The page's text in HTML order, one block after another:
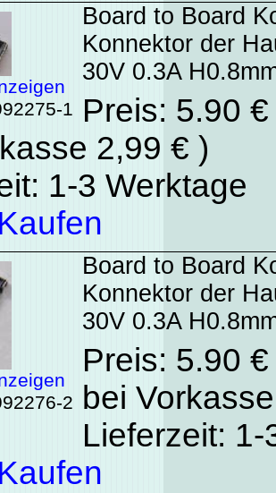
1
Board to Board
Konnektor der
30V 0.3A
Preis: 5.90
2,99 € )
1-3 Werktage
2
Board to Board
Konnektor der
30V 0.3A
Preis: 5.90
bei
Lieferzeit: